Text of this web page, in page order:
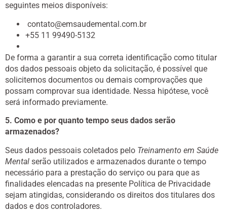
seguintes meios disponíveis:
contato@emsaudemental.com.br
+55 11 99490-5132
De forma a garantir a sua correta identificação como titular
dos dados pessoais objeto da solicitação, é possível que
solicitemos documentos ou demais comprovações que
possam comprovar sua identidade. Nessa hipótese, você
será informado previamente.
5. Como e por quanto tempo seus dados serão
armazenados?
Seus dados pessoais coletados pelo Treinamento em Saúde
Mental serão utilizados e armazenados durante o tempo
necessário para a prestação do serviço ou para que as
finalidades elencadas na presente Política de Privacidade
sejam atingidas, considerando os direitos dos titulares dos
dados e dos controladores.